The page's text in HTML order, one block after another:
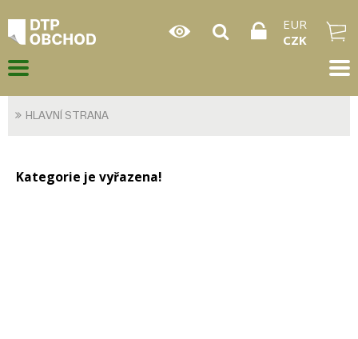
EUR
CZK
HLAVNÍ STRANA
Kategorie je vyřazena!